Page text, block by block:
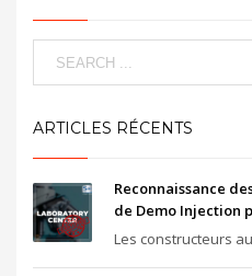
ARTICLES RÉCENTS
Reconnaissance
de Demo Injection
Les constructeurs